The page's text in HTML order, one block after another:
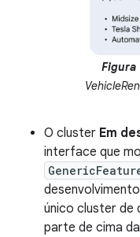
Figura
O cluster Em
interface que
único cluster de
parte de cima